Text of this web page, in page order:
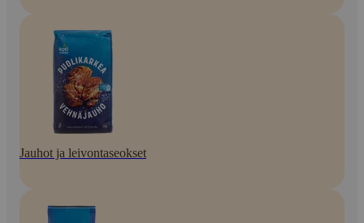
Jauhot ja leivontaseokset